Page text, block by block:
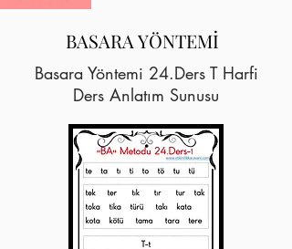
BASARA YÖNTEMİ
Basara Yöntemi 24.Ders T Harfi
Ders Anlatım Sunusu